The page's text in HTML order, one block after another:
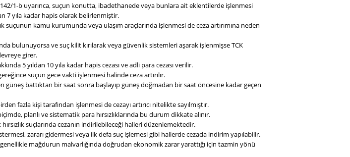
1-b uyarınca, suçun konutta, ibadethanede veya bunlara ait eklentilerde işlenmesi
7 yıla kadar hapis olarak belirlenmiştir.
suçunun kamu kurumunda veya ulaşım araçlarında işlenmesi de ceza artırımına neden
bulunuyorsa ve suç kilit kırılarak veya güvenlik sistemleri aşarak işlenmişse TCK
girer.
5 yıldan 10 yıla kadar hapis cezası ve adli para cezası verilir.
suçun gece vakti işlenmesi halinde ceza artırılır.
güneş battıktan bir saat sonra başlayıp güneş doğmadan bir saat öncesine kadar geçen
fazla kişi tarafından işlenmesi de cezayı artırıcı nitelikte sayılmıştır.
planlı ve sistematik para hırsızlıklarında bu durum dikkate alınır.
hırsızlık suçlarında cezanın indirilebileceği halleri düzenlemektedir.
zararı gidermesi veya ilk defa suç işlemesi gibi hallerde cezada indirim yapılabilir.
genellikle mağdurun malvarlığında doğrudan ekonomik zarar yarattığı için tazmin yönü